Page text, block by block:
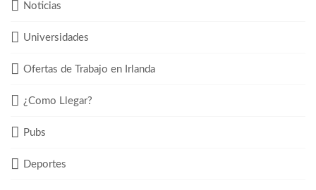
Noticias
Universidades
Ofertas de Trabajo en Irlanda
¿Como Llegar?
Pubs
Deportes